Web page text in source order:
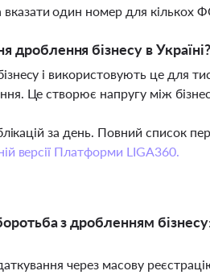
один номер для кількох
дроблення бізнесу в Україні?
і використовують це для
Це створює напругу між
за день. Повний список
версії Платформи LIGA360.
з дробленням
через масову